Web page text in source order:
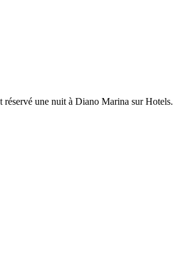
réservé une nuit à Diano Marina sur